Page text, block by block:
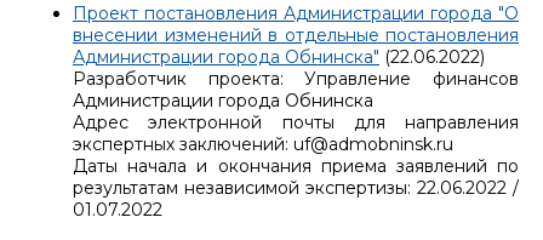
Проект постановления Администрации города "О
внесении изменений в отдельные постановления
Администрации города Обнинска" (22.06.2022)
Разработчик проекта: Управление финансов
Администрации города Обнинска
Адрес электронной почты для направления
экспертных заключений: uf@admobninsk.ru
Даты начала и окончания приема заявлений по
результатам независимой экспертизы: 22.06.2022 /
01.07.2022